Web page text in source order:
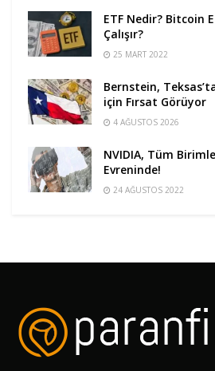
ETF Nedir? Bitcoin
Çalışır?
25 MART 2022
Bernstein,
için Fırsat Görüyor
4 AĞUSTOS 2026
NVIDIA, Tüm
Evreninde!
24 AĞUSTOS 2022